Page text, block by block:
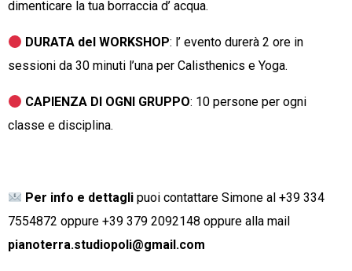
dimenticare la tua borraccia d’ acqua.
DURATA del WORKSHOP: l’ evento durerà 2 ore in
sessioni da 30 minuti l’una per Calisthenics e Yoga.
CAPIENZA DI OGNI GRUPPO: 10 persone per ogni
classe e disciplina.
Per info e dettaglipuoi contattare Simone al +39 334
7554872 oppure +39 379 2092148 oppure alla mail
pianoterra.studiopoli@gmail.com